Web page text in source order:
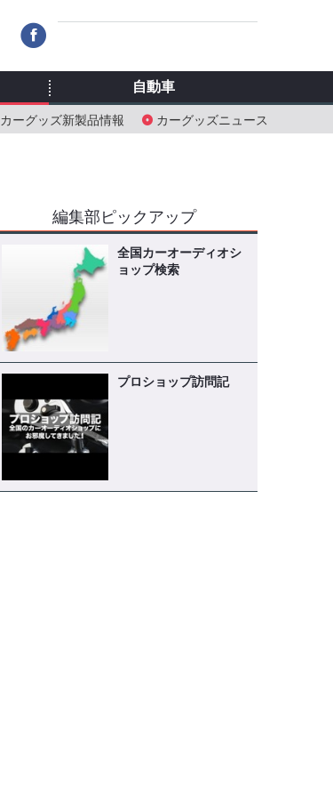
カーグッズ新製品情報 カーグッズニュース
自動車
編集部ピックアップ
全国カーオーディオシ
ョップ検索
プロショップ訪問記